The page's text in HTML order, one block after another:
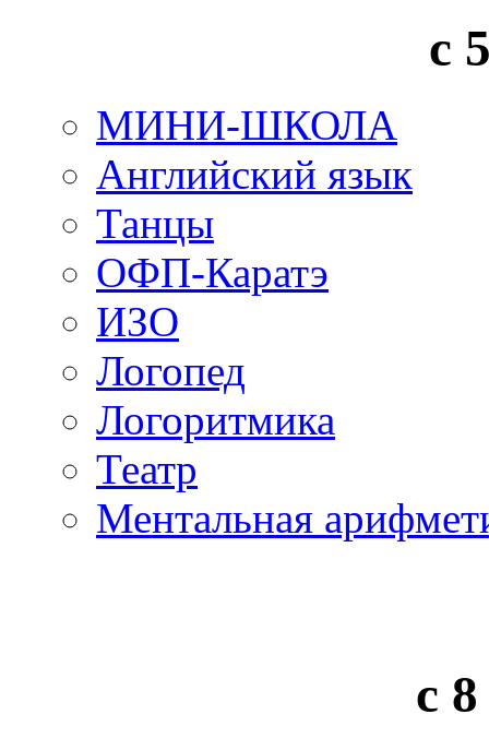
с
МИНИ-ШКОЛА
Английский язык
Танцы
ОФП-Каратэ
ИЗО
Логопед
Логоритмика
Театр
Ментальная
с